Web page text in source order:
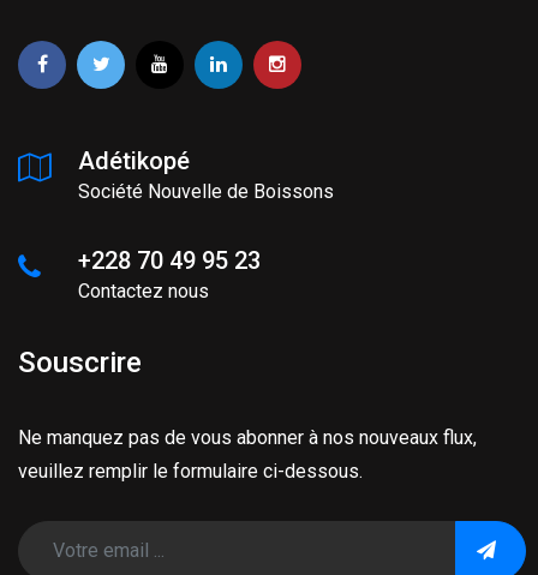
Adétikopé
Société Nouvelle de Boissons
+228 70 49 95 23
Contactez nous
Souscrire
Ne manquez pas de vous abonner à nos nouveaux flux,
veuillez remplir le formulaire ci-dessous.